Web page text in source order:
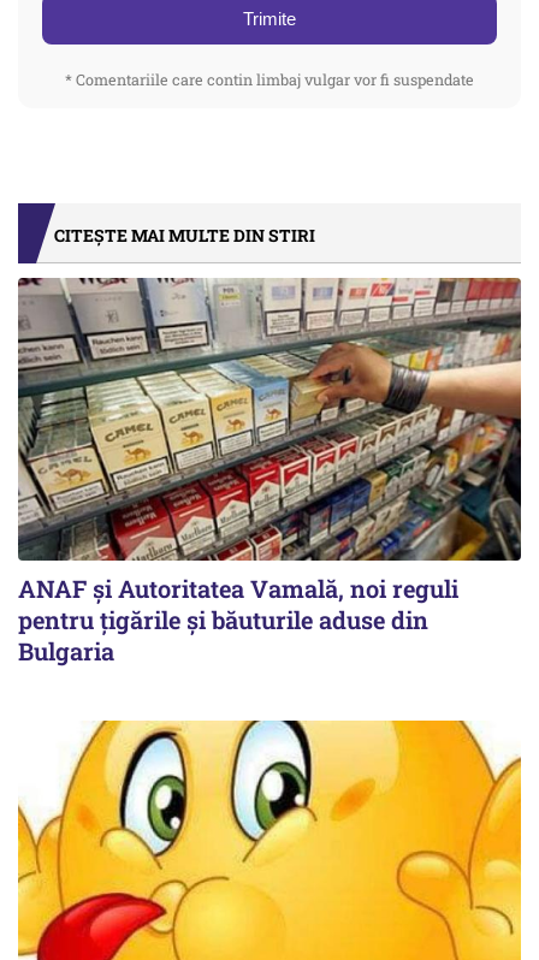
Trimite
* Comentariile care contin limbaj vulgar vor fi suspendate
CITEȘTE MAI MULTE DIN STIRI
ANAF și Autoritatea Vamală, noi reguli
pentru țigările și băuturile aduse din
Bulgaria